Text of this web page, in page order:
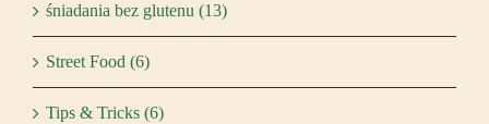
śniadania bez glutenu (13)
Street Food (6)
Tips & Tricks (6)